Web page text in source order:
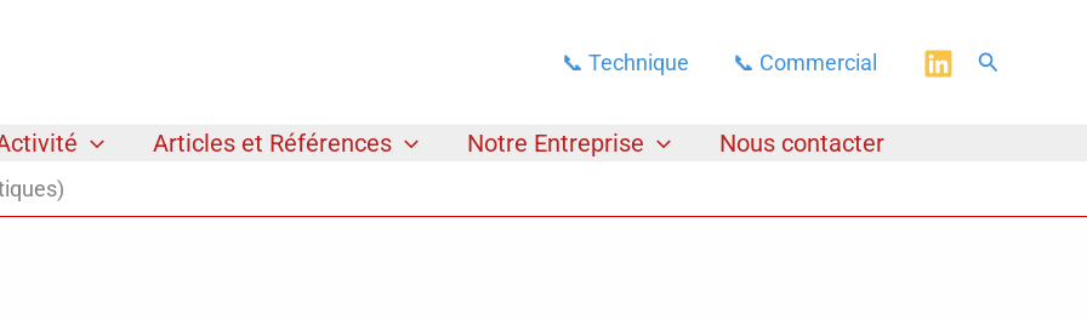
📞 Technique 📞 Commercial Rechercher
Articles et Références Notre Entreprise Nous contacter